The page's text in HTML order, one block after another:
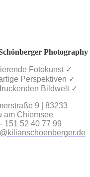
Photography
Fotokunst ✓
Perspektiven ✓
Bildwelt ✓
9 | 83233
am Chiemsee
151 52 40 77 99